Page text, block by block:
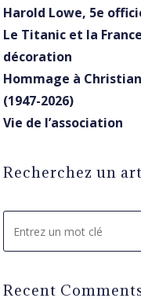
Harold Lowe, 5e
Le Titanic et la
décoration
Hommage à
(1947-2026)
Vie de l’association
Recherchez un
Recent